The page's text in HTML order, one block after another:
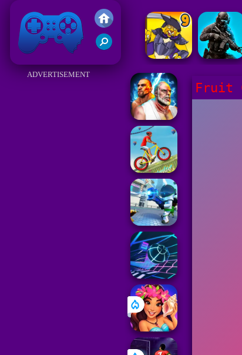
Juegos Friv 2017
ADVERTISEMENT
Fruit